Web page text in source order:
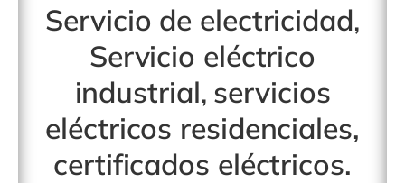
Servicio de electricidad,
Servicio eléctrico
industrial, servicios
eléctricos residenciales,
certificados eléctricos.